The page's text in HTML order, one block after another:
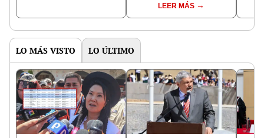
del SenadoLEER MÁS
LO MÁS VISTO LO ÚLTIMO